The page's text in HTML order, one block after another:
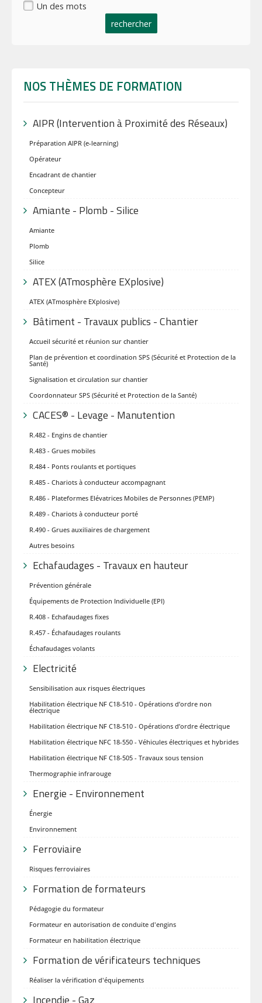
Un des mots
rechercher
NOS THÈMES DE FORMATION
AIPR (Intervention à Proximité des Réseaux)
Préparation AIPR (e-learning)
Opérateur
Encadrant de chantier
Concepteur
Amiante - Plomb - Silice
Amiante
Plomb
Silice
ATEX (ATmosphère EXplosive)
ATEX (ATmosphère EXplosive)
Bâtiment - Travaux publics - Chantier
Accueil sécurité et réunion sur chantier
Plan de prévention et coordination SPS (Sécurité et Protection de la
Santé)
Signalisation et circulation sur chantier
Coordonnateur SPS (Sécurité et Protection de la Santé)
CACES® - Levage - Manutention
R.482 - Engins de chantier
R.483 - Grues mobiles
R.484 - Ponts roulants et portiques
R.485 - Chariots à conducteur accompagnant
R.486 - Plateformes Elévatrices Mobiles de Personnes (PEMP)
R.489 - Chariots à conducteur porté
R.490 - Grues auxiliaires de chargement
Autres besoins
Echafaudages - Travaux en hauteur
Prévention générale
Équipements de Protection Individuelle (EPI)
R.408 - Echafaudages fixes
R.457 - Échafaudages roulants
Échafaudages volants
Electricité
Sensibilisation aux risques électriques
Habilitation électrique NF C18-510 - Opérations d’ordre non
électrique
Habilitation électrique NF C18-510 - Opérations d’ordre électrique
Habilitation électrique NFC 18-550 - Véhicules électriques et hybrides
Habilitation électrique NF C18-505 - Travaux sous tension
Thermographie infrarouge
Energie - Environnement
Énergie
Environnement
Ferroviaire
Risques ferroviaires
Formation de formateurs
Pédagogie du formateur
Formateur en autorisation de conduite d'engins
Formateur en habilitation électrique
Formation de vérificateurs techniques
Réaliser la vérification d'équipements
Incendie - Gaz